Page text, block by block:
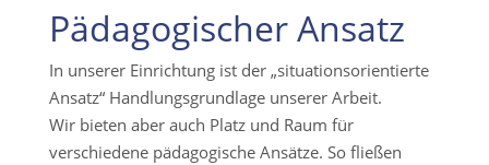
Pädagogischer Ansatz
In unserer Einrichtung ist der „situationsorientierte
Ansatz“ Handlungsgrundlage unserer Arbeit.
Wir bieten aber auch Platz und Raum für
verschiedene pädagogische Ansätze. So fließen